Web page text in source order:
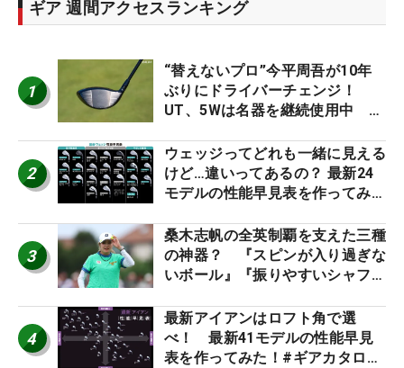
ギア 週間アクセスランキング
1
“替えないプロ”今平周吾が10年
ぶりにドライバーチェンジ！
UT、5Wは名器を継続使用中 #
2
ウェッジってどれも一緒に見える
けど…違いってあるの？ 最新24
モデルの性能早見表を作ってみ
3
桑木志帆の全英制覇を支えた三種
の神器？ 『スピンが入り過ぎな
いボール』『振りやすいシャフ
ー』 #女子プロセッティング
4
最新アイアンはロフト角で選
べ！ 最新41モデルの性能早見
表を作ってみた！#ギアカタログ